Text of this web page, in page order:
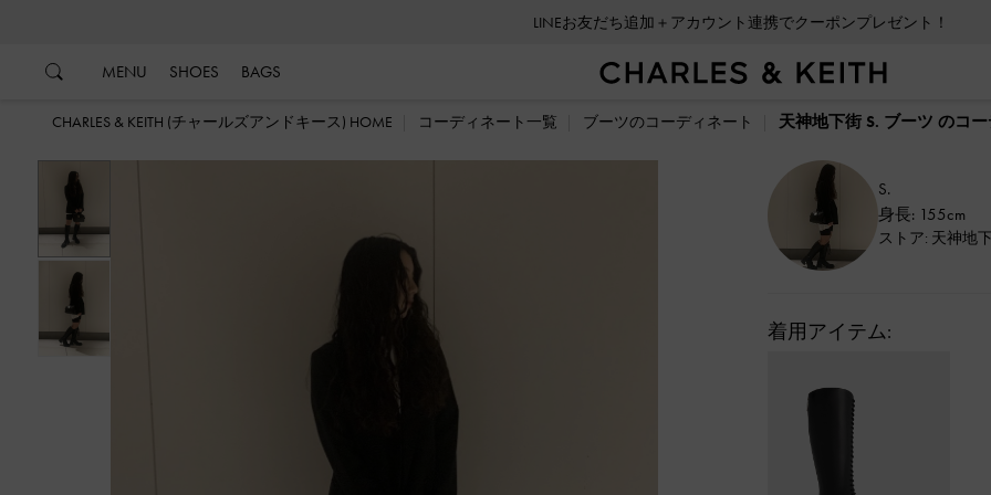
LINEお友だち追加＋アカウント連携でクーポンプレゼント！
MENU SHOES BAGS
CHARLES & KEITH (チャールズアンドキース) HOME コーディネート一覧 ブーツのコーディネート 天神地下街 S. ブーツ のコ
S.
身長: 155cm
ストア: 天神地
着用アイテム: